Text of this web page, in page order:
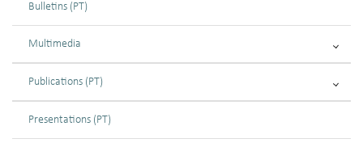
Bulletins (PT)
Multimedia
Publications (PT)
Presentations (PT)